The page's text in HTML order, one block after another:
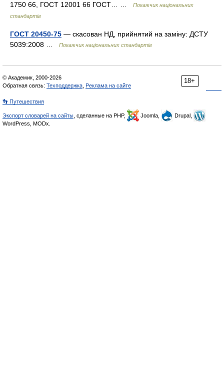
1750 66, ГОСТ 12001 66 ГОСТ… …
Покажчик національних
стандартів
ГОСТ 20450-75 — скасован НД, прийнятий на заміну: ДСТУ
5039:2008 …
Покажчик національних стандартів
18+
© Академик, 2000-2026
Обратная связь: Техподдержка Реклама на сайте
👣 Путешествия
Экспорт словарей на сайты , сделанные на PHP, Joomla,
Drupal,
WordPress, MODx.